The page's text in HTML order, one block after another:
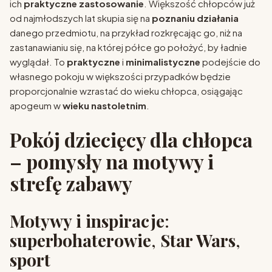
ich praktyczne zastosowanie . Większość chłopców już
od najmłodszych lat skupia się na poznaniu działania
danego przedmiotu, na przykład rozkręcając go, niż na
zastanawianiu się, na której półce go położyć, by ładnie
wyglądał. To praktyczne i minimalistyczne podejście do
własnego pokoju w większości przypadków będzie
proporcjonalnie wzrastać do wieku chłopca, osiągając
apogeum wwieku nastoletnim
Pokój dziecięcy dla chłopca
– pomysły na motywy i
strefę zabawy
Motywy i inspiracje:
superbohaterowie, Star Wars,
sport